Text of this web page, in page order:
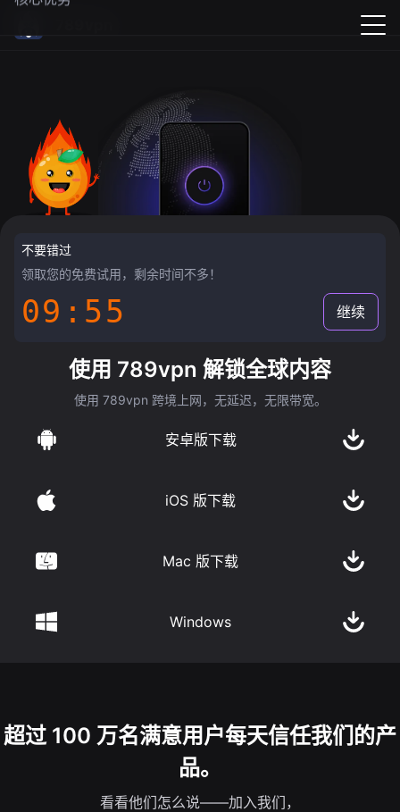
不要错过
领取您的免费试用，剩余时间不多！
09:55 继续
使用 789vpn 解锁全球内容
使用 789vpn 跨境上网，无延迟，无限带宽。
安卓版下载
iOS 版下载
Mac 版下载
Windows
超过 100 万名满意用户每天信任我们的产
品。
看看他们怎么说——加入我们，